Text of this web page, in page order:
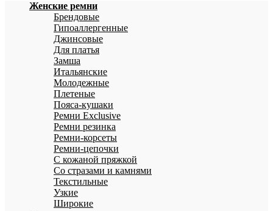
Женские ремни
Брендовые
Гипоаллергенные
Джинсовые
Для платья
Замша
Итальянские
Молодежные
Плетеные
Пояса-кушаки
Ремни Exclusive
Ремни резинка
Ремни-корсеты
Ремни-цепочки
С кожаной пряжкой
Со стразами и камнями
Текстильные
Узкие
Широкие